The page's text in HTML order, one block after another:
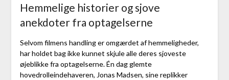
Hemmelige historier og sjove
anekdoter fra optagelserne
Selvom filmens handling er omgærdet af hemmeligheder,
har holdet bag ikke kunnet skjule alle deres sjoveste
øjeblikke fra optagelserne. Én dag glemte
hovedrolleindehaveren, Jonas Madsen, sine replikker